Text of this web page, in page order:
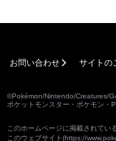
お問い合わせ サイトの
©Pokémon/Nintendo/Creatures/
ポケットモンスター・ポケモン・
このホームページに掲載されてい
このウェブサイト(https://